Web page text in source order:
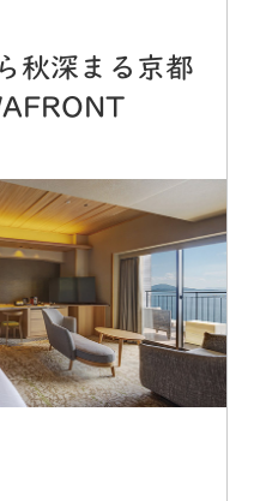
秋深まる京都